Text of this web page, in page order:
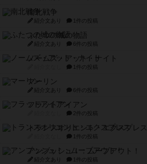
南北戦争
紹介文あり 1件の投稿
ふたつの城の物語
紹介文あり 6件の投稿
ノームズ・アット・ナイト
1件の投稿
マーリン
紹介文あり 6件の投稿
フラットアイアン
2件の投稿
トランスオリエント・エクスプレス
1件の投稿
アンブッシュ！：ムーブアウト！
紹介文あり 1件の投稿